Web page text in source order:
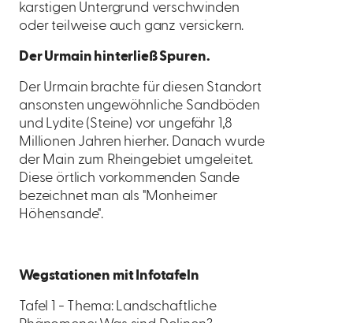
karstigen Untergrund verschwinden
oder teilweise auch ganz versickern.
Der Urmain hinterließ Spuren.
Der Urmain brachte für diesen Standort
ansonsten ungewöhnliche Sandböden
und Lydite (Steine) vor ungefähr 1,8
Millionen Jahren hierher. Danach wurde
der Main zum Rheingebiet umgeleitet.
Diese örtlich vorkommenden Sande
bezeichnet man als "Monheimer
Höhensande".
Wegstationen mit Infotafeln
Tafel 1 - Thema: Landschaftliche